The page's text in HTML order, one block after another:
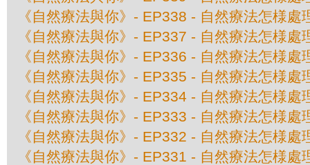
《自然療法與你》- EP338 - 自然療法怎様處
《自然療法與你》- EP337 - 自然療法怎様處
《自然療法與你》- EP336 - 自然療法怎様處
《自然療法與你》- EP335 - 自然療法怎様處
《自然療法與你》- EP334 - 自然療法怎様處
《自然療法與你》- EP333 - 自然療法怎様處
《自然療法與你》- EP332 - 自然療法怎様處
《自然療法與你》- EP331 - 自然療法怎様處